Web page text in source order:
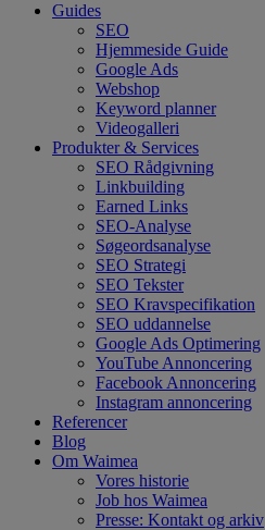
Guides
SEO
Hjemmeside Guide
Google Ads
Webshop
Keyword planner
Videogalleri
Produkter & Services
SEO Rådgivning
Linkbuilding
Earned Links
SEO-Analyse
Søgeordsanalyse
SEO Strategi
SEO Tekster
SEO Kravspecifikation
SEO uddannelse
Google Ads Optimering
YouTube Annoncering
Facebook Annoncering
Instagram annoncering
Referencer
Blog
Om Waimea
Vores historie
Job hos Waimea
Presse: Kontakt og arkiv